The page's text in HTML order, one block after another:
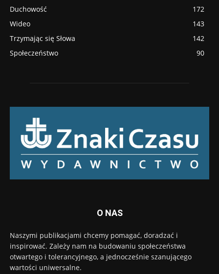
Duchowość
172
Wideo
143
Trzymając się Słowa
142
Społeczeństwo
90
O NAS
Naszymi publikacjami chcemy pomagać, doradzać i
inspirować. Zależy nam na budowaniu społeczeństwa
otwartego i tolerancyjnego, a jednocześnie szanującego
wartości uniwersalne.